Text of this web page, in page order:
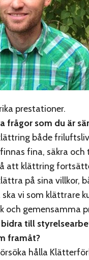
prestationer.
frågor som du är
både
fina, säkra
att klättring
på sina villkor,
ska vi som klättrare
och gemensamma
bidra till
framåt?
hålla